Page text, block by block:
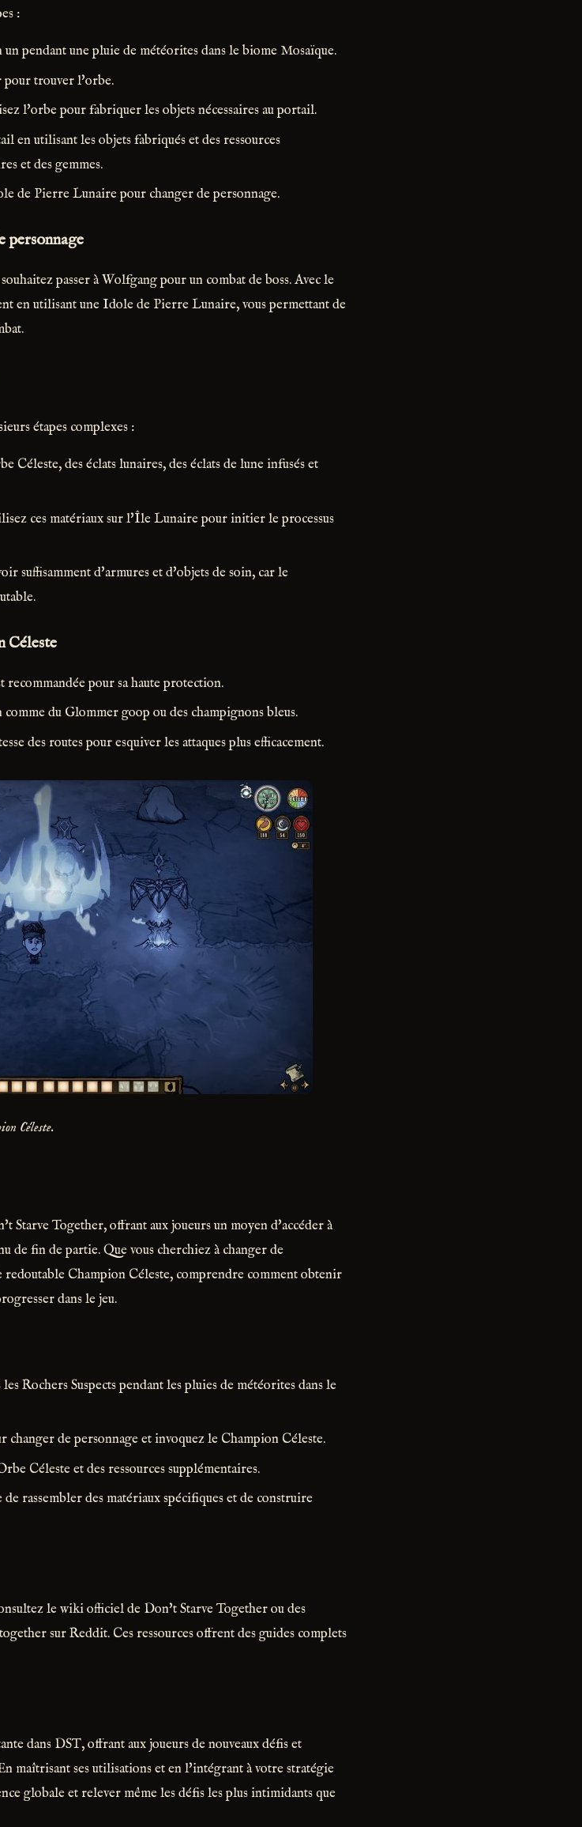
:
pendant une pluie de météorites dans le biome Mosaïque.
pour trouver l'orbe.
l'orbe pour fabriquer les objets nécessaires au portail.
en utilisant les objets fabriqués et des ressources
et des gemmes.
de Pierre Lunaire pour changer de personnage.
personnage
passer à Wolfgang pour un combat de boss. Avec le
en utilisant une Idole de Pierre Lunaire, vous permettant de
étapes complexes :
Céleste, des éclats lunaires, des éclats de lune infusés et
ces matériaux sur l'Île Lunaire pour initier le processus
suffisamment d'armures et d'objets de soin, car le
Céleste
recommandée pour sa haute protection.
comme du Glommer goop ou des champignons bleus.
des routes pour esquiver les attaques plus efficacement.
Céleste.
Starve Together, offrant aux joueurs un moyen d'accéder à
de fin de partie. Que vous cherchiez à changer de
Champion Céleste, comprendre comment obtenir
dans le jeu.
Rochers Suspects pendant les pluies de météorites dans le
changer de personnage et invoquez le Champion Céleste.
Céleste et des ressources supplémentaires.
rassembler des matériaux spécifiques et de construire
le wiki officiel de Don't Starve Together ou des
sur Reddit. Ces ressources offrent des guides complets
dans DST, offrant aux joueurs de nouveaux défis et
maîtrisant ses utilisations et en l'intégrant à votre stratégie
globale et relever même les défis les plus intimidants que